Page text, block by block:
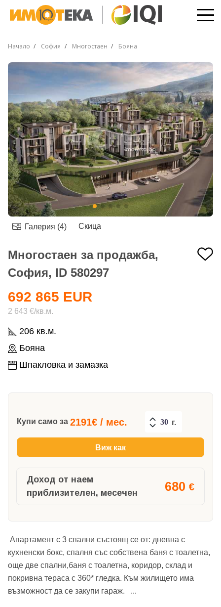
Начало София Многостаен Бояна
Галерия (4) Скица
Многостаен за продажба,
София, ID 580297
206 кв.м.
Бояна
Шпакловка и замазка
692 865 EUR
2 643 €/кв.м.
Купи само за 2191€ / мес. г.
Виж как
Доход от наем
приблизителен, месечен
680 €
Апартамент с 3 спални състоящ се от: дневна с
кухненски бокс, спалня със собствена баня с тоалетна,
още две спални,баня с тоалетна, коридор, склад и
покривна тераса с 360* гледка. Към жилището има
възможност да се закупи гараж. ...